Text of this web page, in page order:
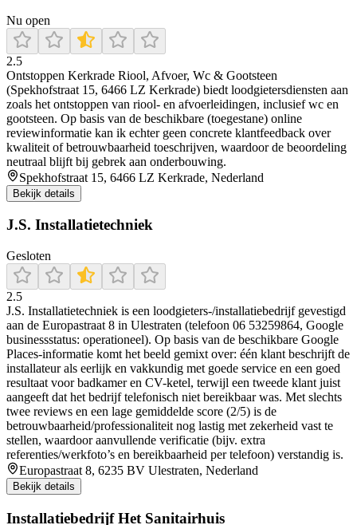
Nu open
2.5
Ontstoppen Kerkrade Riool, Afvoer, Wc & Gootsteen
(Spekhofstraat 15, 6466 LZ Kerkrade) biedt loodgietersdiensten aan
zoals het ontstoppen van riool- en afvoerleidingen, inclusief wc en
gootsteen. Op basis van de beschikbare (toegestane) online
reviewinformatie kan ik echter geen concrete klantfeedback over
kwaliteit of betrouwbaarheid toeschrijven, waardoor de beoordeling
neutraal blijft bij gebrek aan onderbouwing.
Spekhofstraat 15, 6466 LZ Kerkrade, Nederland
Bekijk details
J.S. Installatietechniek
Gesloten
2.5
J.S. Installatietechniek is een loodgieters-/installatiebedrijf gevestigd
aan de Europastraat 8 in Ulestraten (telefoon 06 53259864, Google
businessstatus: operationeel). Op basis van de beschikbare Google
Places-informatie komt het beeld gemixt over: één klant beschrijft de
installateur als eerlijk en vakkundig met goede service en een goed
resultaat voor badkamer en CV-ketel, terwijl een tweede klant juist
aangeeft dat het bedrijf telefonisch niet bereikbaar was. Met slechts
twee reviews en een lage gemiddelde score (2/5) is de
betrouwbaarheid/professionaliteit nog lastig met zekerheid vast te
stellen, waardoor aanvullende verificatie (bijv. extra
referenties/werkfoto’s en bereikbaarheid per telefoon) verstandig is.
Europastraat 8, 6235 BV Ulestraten, Nederland
Bekijk details
Installatiebedrijf Het Sanitairhuis